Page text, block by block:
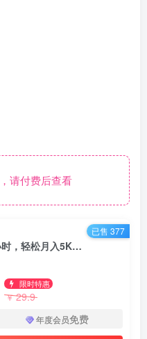
请付费后查看
用AI写原创小说赚钱，每天2-3小时，轻松月入5K＋【揭秘】
限时特惠
￥29.9
年度会员免费
已售 377